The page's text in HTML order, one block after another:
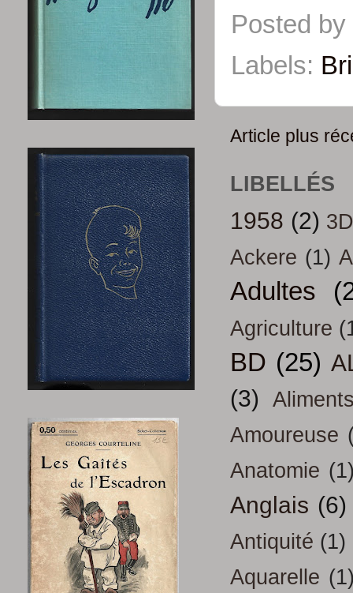
Posted by
Labels:
Article plus
LIBELLÉS
1958 (2)
Ackere (1)
Adultes
Agriculture
BD (25)
(3)
Amoureuse
Anatomie
Anglais (6)
Antiquité (1)
Aquarelle